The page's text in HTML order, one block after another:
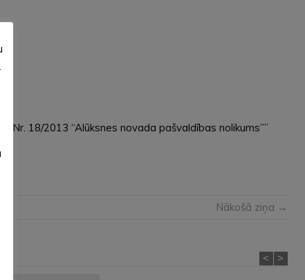
18/2013 “Alūksnes novada pašvaldības nolikums””
Nākošā ziņa →
< >